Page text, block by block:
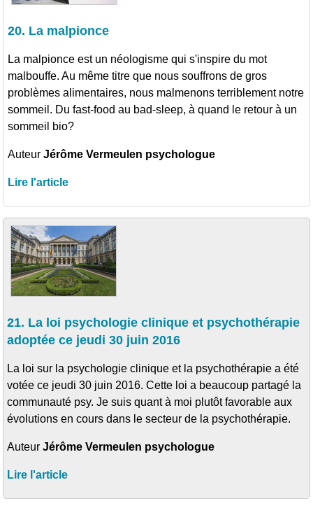
20. La malpionce
La malpionce est un néologisme qui s'inspire du mot
malbouffe. Au même titre que nous souffrons de gros
problèmes alimentaires, nous malmenons terriblement notre
sommeil. Du fast-food au bad-sleep, à quand le retour à un
sommeil bio?
AuteurJérôme Vermeulen psychologue
Lire l'article
21. La loi psychologie clinique et psychothérapie
adoptée ce jeudi 30 juin 2016
La loi sur la psychologie clinique et la psychothérapie a été
votée ce jeudi 30 juin 2016. Cette loi a beaucoup partagé la
communauté psy. Je suis quant à moi plutôt favorable aux
évolutions en cours dans le secteur de la psychothérapie.
AuteurJérôme Vermeulen psychologue
Lire l'article